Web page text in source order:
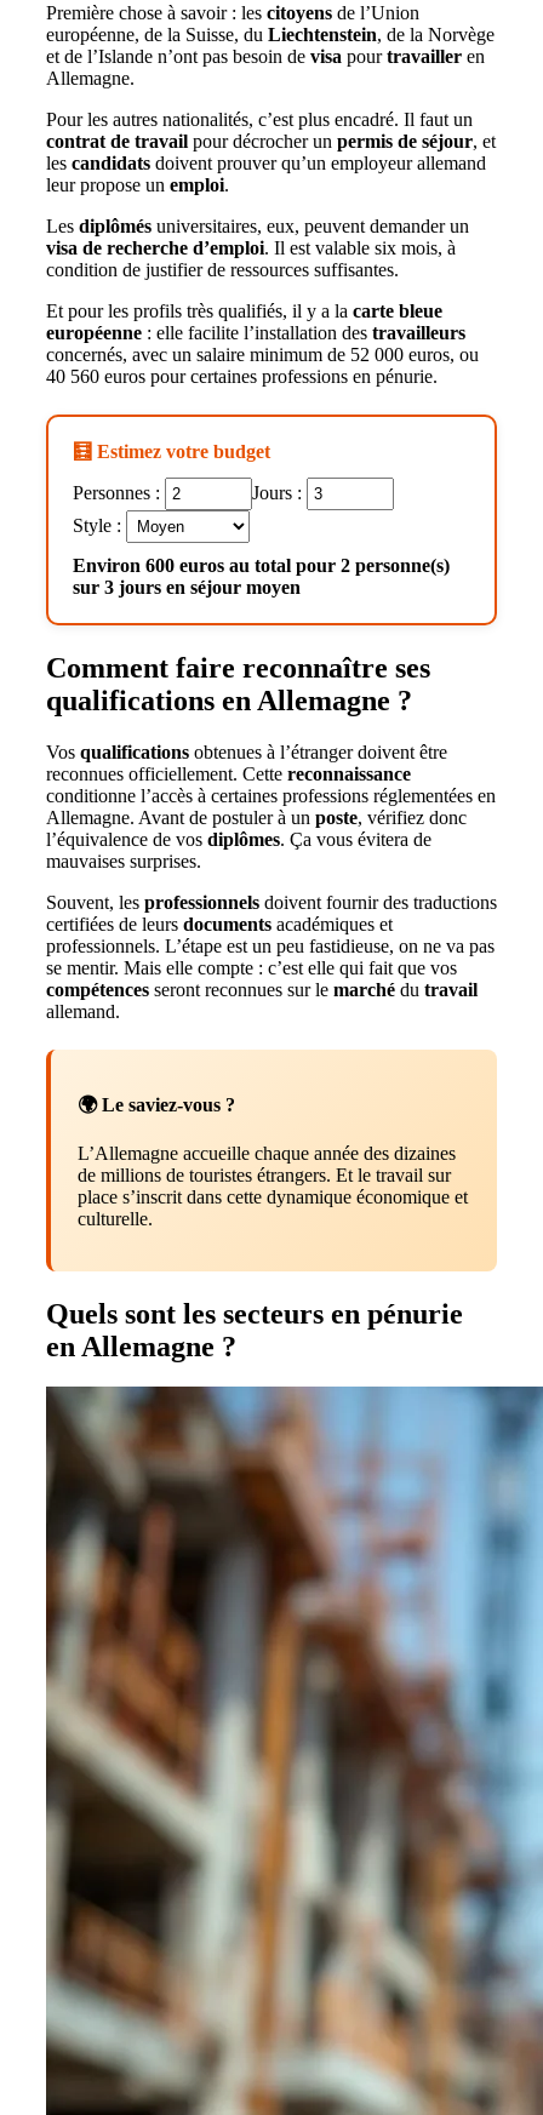
Première chose à savoir : les citoyens de l’Union
européenne, de la Suisse, du Liechtenstein, de la Norvège
et de l’Islande n’ont pas besoin de visa pourtravailler en
Allemagne.
Pour les autres nationalités, c’est plus encadré. Il faut un
contrat de travail pour décrocher un permis de séjour, et
les candidats doivent prouver qu’un employeur allemand
leur propose un emploi.
Les diplômés universitaires, eux, peuvent demander un
visa de recherche d’emploi. Il est valable six mois, à
condition de justifier de ressources suffisantes.
Et pour les profils très qualifiés, il y a la carte bleue
européenne : elle facilite l’installation des travailleurs
concernés, avec un salaire minimum de 52 000 euros, ou
40 560 euros pour certaines professions en pénurie.
🧮 Estimez votre budget
Personnes :
Jours :
Style :
Environ 600 euros au total pour 2 personne(s)
sur 3 jours en séjour moyen
Comment faire reconnaître ses
qualifications en Allemagne ?
Vos qualifications obtenues à l’étranger doivent être
reconnues officiellement. Cette reconnaissance
conditionne l’accès à certaines professions réglementées en
Allemagne. Avant de postuler à un poste, vérifiez donc
l’équivalence de vos diplômes. Ça vous évitera de
mauvaises surprises.
Souvent, les professionnels doivent fournir des traductions
certifiées de leurs documents académiques et
professionnels. L’étape est un peu fastidieuse, on ne va pas
se mentir. Mais elle compte : c’est elle qui fait que vos
compétences seront reconnues sur le marché du travail
allemand.
🌍 Le saviez-vous ?
L’Allemagne accueille chaque année des dizaines
de millions de touristes étrangers. Et le travail sur
place s’inscrit dans cette dynamique économique et
culturelle.
Quels sont les secteurs en pénurie
en Allemagne ?